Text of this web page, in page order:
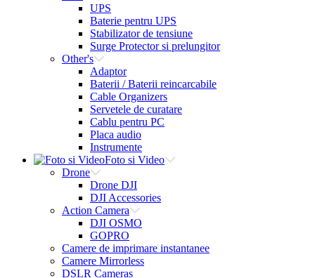
UPS
Baterie pentru UPS
Stabilizator de tensiune
Surge Protector si prelungitor
Other's
Adaptor
Baterii / Baterii reincarcabile
Cable Organizers
Servetele de curatare
Cablu pentru PC
Placa audio
Instrumente
Foto si Video
Drone
Drone DJI
DJI Accessories
Action Camera
DJI OSMO
GOPRO
Camere de imprimare instantanee
Camere Mirrorless
DSLR Cameras